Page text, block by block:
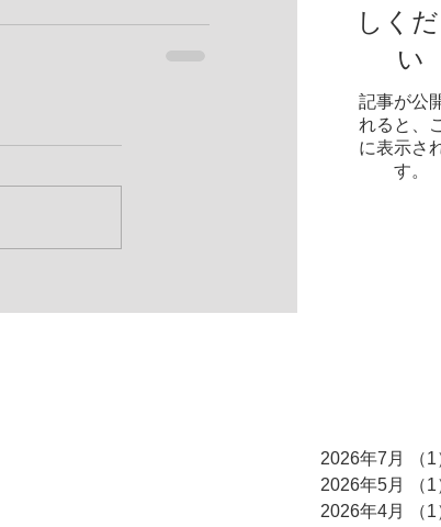
しくだ
い
記事が公
れると、
に表示さ
す。
2026年7月 （1
2026年5月
（1
2026年4月
（1